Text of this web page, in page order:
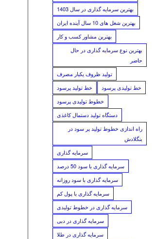
بهترین سرمایه گذاری در سال 1403
بهترین شغل های 10 سال آینده ایران
بهترین مشاور کسب و کار
بهترین نوع سرمایه گذاری در حال
حاضر
تولید ظروف یکبار مصرف
خط تولید پرسود
خط تولیدی پرسود
خطوط تولیدی پرسود
دستگاه تولید دستمال کاغذی
راه اندازی خطوط تولید پر سود در
بنگلادش
سرمایه گذاری
سرمایه گذاری با سود 50 درصد
سرمایه گذاری با سود روزانه
سرمایه گذاری با پول کم
سرمایه گذاری در خطوط تولیدی
سرمایه گذاری در دبی
سرمایه گذاری در طلا